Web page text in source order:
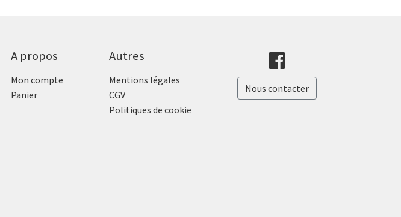
A propos
Mon compte
Panier
Autres
Mentions légales
CGV
Politiques de cookie
Nous contacter